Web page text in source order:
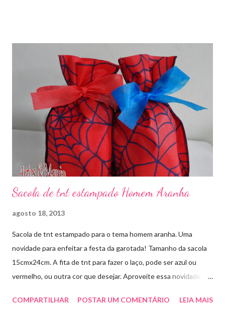
Sacola de tnt estampado Homem Aranha
agosto 18, 2013
Sacola de tnt estampado para o tema homem aranha. Uma
novidade para enfeitar a festa da garotada! Tamanho da sacola
15cmx24cm. A fita de tnt para fazer o laço, pode ser azul ou
vermelho, ou outra cor que desejar. Aproveite essa novidade e
COMPARTILHAR
POSTAR UM COMENTÁRIO LEIA MAIS